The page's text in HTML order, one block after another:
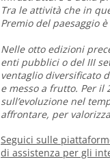
Tra le attività che in
Premio del paesaggio
Nelle otto edizioni
enti pubblici o del III
ventaglio diversificato
e messo a frutto. Per il
sull’evoluzione nel
affrontare, per
Seguici sulle
di assistenza per gli